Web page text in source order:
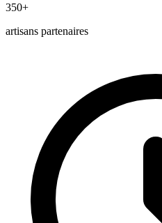
350+
artisans partenaires